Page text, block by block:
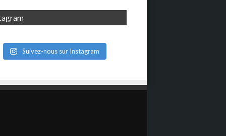
Suivez-nous sur Instagram